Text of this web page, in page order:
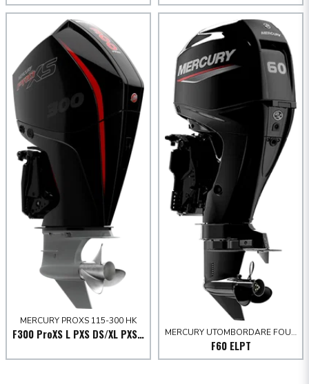
MERCURY PROXS 115-300 HK
F300 ProXS L PXS DS/XL PXS DS MERCURY UTOMBORDARE FOURSTROKE 30-60 HK
F60 ELPT